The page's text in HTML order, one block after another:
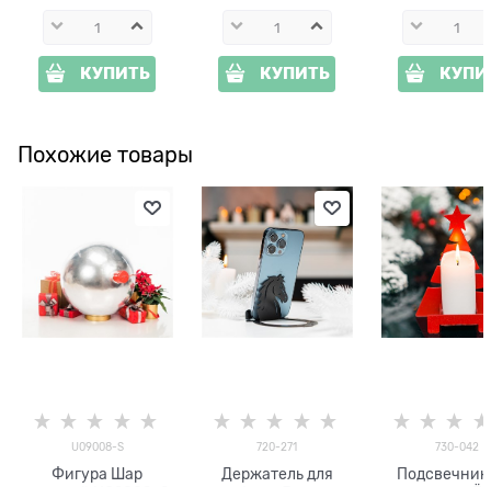
КУПИТЬ КУПИТЬ
Похожие товары
U09008-S
Фигура Шар
720-271
Держатель для
730-042
Подсвечник